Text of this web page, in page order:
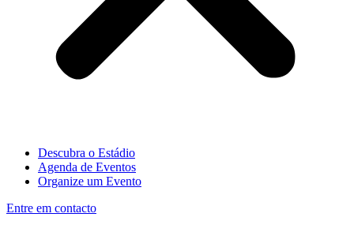
Descubra o Estádio
Agenda de Eventos
Organize um Evento
Entre em contacto